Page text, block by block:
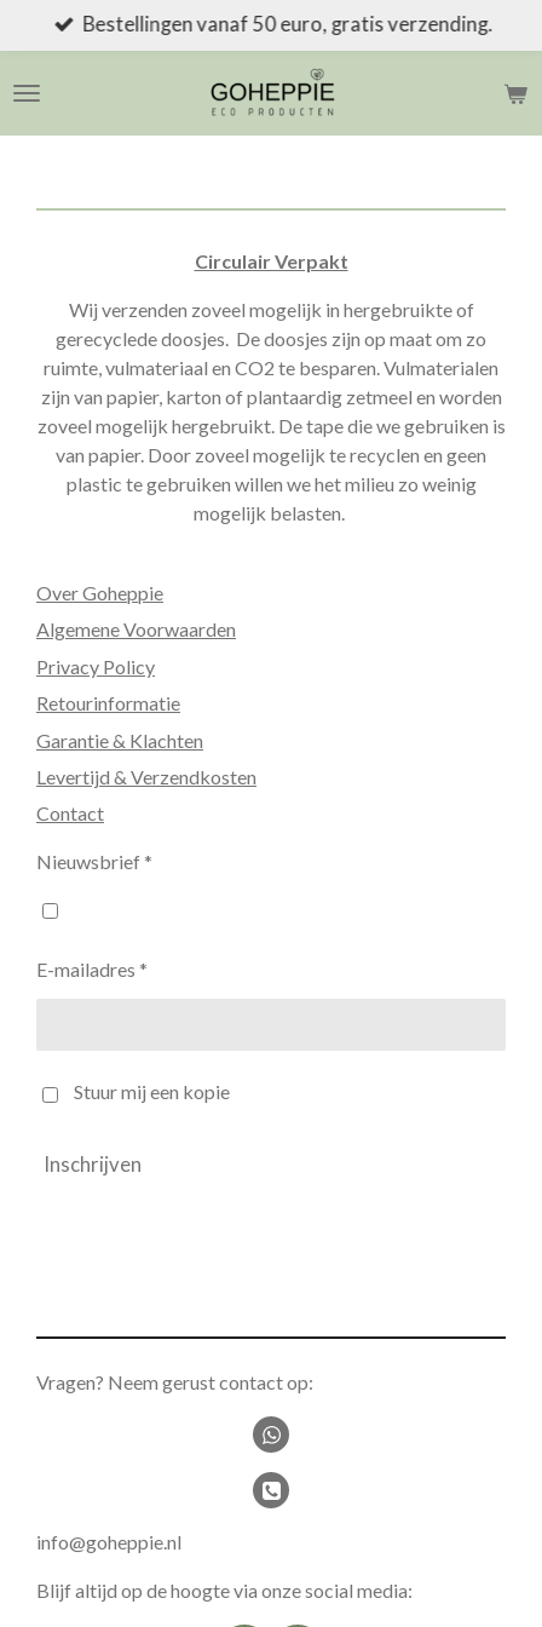
direct
naar
Bestellingen vanaf 50 euro, gratis verzending.
Circulair Verpakt
Wij verzenden zoveel mogelijk in hergebruikte of
gerecyclede doosjes. De doosjes zijn op maat om zo
ruimte, vulmateriaal en CO2 te besparen. Vulmaterialen
zijn van papier, karton of plantaardig zetmeel en worden
zoveel mogelijk hergebruikt. De tape die we gebruiken is
van papier. Door zoveel mogelijk te recyclen en geen
plastic te gebruiken willen we het milieu zo weinig
mogelijk belasten.
Over Goheppie
Algemene Voorwaarden
Privacy Policy
Retourinformatie
Garantie & Klachten
Levertijd & Verzendkosten
Contact
Nieuwsbrief *
E-mailadres *
Stuur mij een kopie
Inschrijven
Vragen? Neem gerust contact op:
info@goheppie.nl
Blijf altijd op de hoogte via onze social media: